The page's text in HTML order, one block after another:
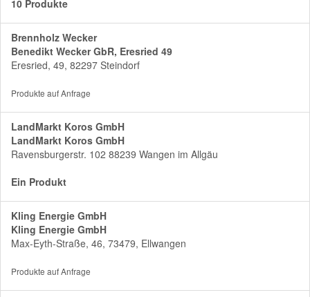
10 Produkte
Brennholz Wecker
Benedikt Wecker GbR, Eresried 49
Eresried, 49, 82297 Steindorf
Produkte auf Anfrage
LandMarkt Koros GmbH
LandMarkt Koros GmbH
Ravensburgerstr. 102 88239 Wangen im Allgäu
Ein Produkt
Kling Energie GmbH
Kling Energie GmbH
Max-Eyth-Straße, 46, 73479, Ellwangen
Produkte auf Anfrage